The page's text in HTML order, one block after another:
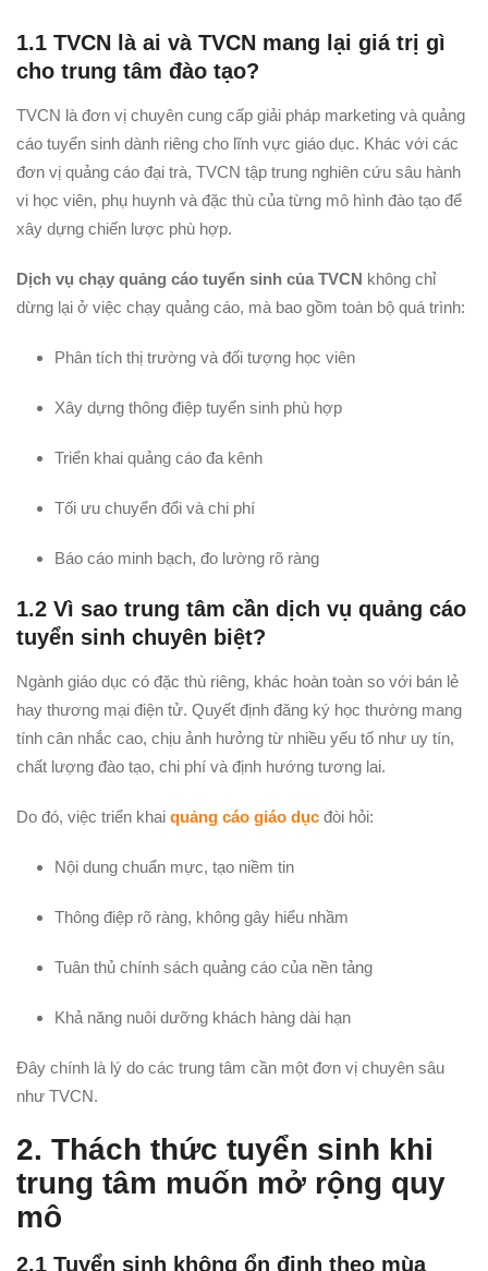
1.1 TVCN là ai và TVCN mang lại giá trị gì
cho trung tâm đào tạo?
TVCN là đơn vị chuyên cung cấp giải pháp marketing và quảng
cáo tuyển sinh dành riêng cho lĩnh vực giáo dục. Khác với các
đơn vị quảng cáo đại trà, TVCN tập trung nghiên cứu sâu hành
vi học viên, phụ huynh và đặc thù của từng mô hình đào tạo để
xây dựng chiến lược phù hợp.
Dịch vụ chạy quảng cáo tuyển sinh của TVCN không chỉ
dừng lại ở việc chạy quảng cáo, mà bao gồm toàn bộ quá trình:
Phân tích thị trường và đối tượng học viên
Xây dựng thông điệp tuyển sinh phù hợp
Triển khai quảng cáo đa kênh
Tối ưu chuyển đổi và chi phí
Báo cáo minh bạch, đo lường rõ ràng
1.2 Vì sao trung tâm cần dịch vụ quảng cáo
tuyển sinh chuyên biệt?
Ngành giáo dục có đặc thù riêng, khác hoàn toàn so với bán lẻ
hay thương mại điện tử. Quyết định đăng ký học thường mang
tính cân nhắc cao, chịu ảnh hưởng từ nhiều yếu tố như uy tín,
chất lượng đào tạo, chi phí và định hướng tương lai.
Do đó, việc triển khai quảng cáo giáo dục đòi hỏi:
Nội dung chuẩn mực, tạo niềm tin
Thông điệp rõ ràng, không gây hiểu nhầm
Tuân thủ chính sách quảng cáo của nền tảng
Khả năng nuôi dưỡng khách hàng dài hạn
Đây chính là lý do các trung tâm cần một đơn vị chuyên sâu
như TVCN.
2. Thách thức tuyển sinh khi
trung tâm muốn mở rộng quy
mô
2.1 Tuyển sinh không ổn định theo mùa